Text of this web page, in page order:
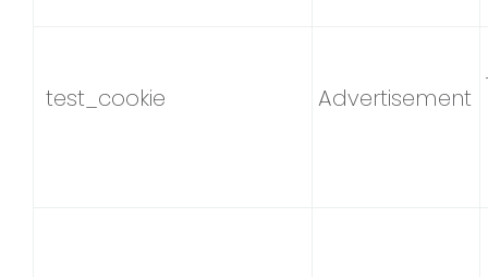
test_cookie Advertisement